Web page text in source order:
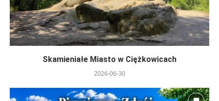
Skamieniałe Miasto w Ciężkowicach
2026-06-30